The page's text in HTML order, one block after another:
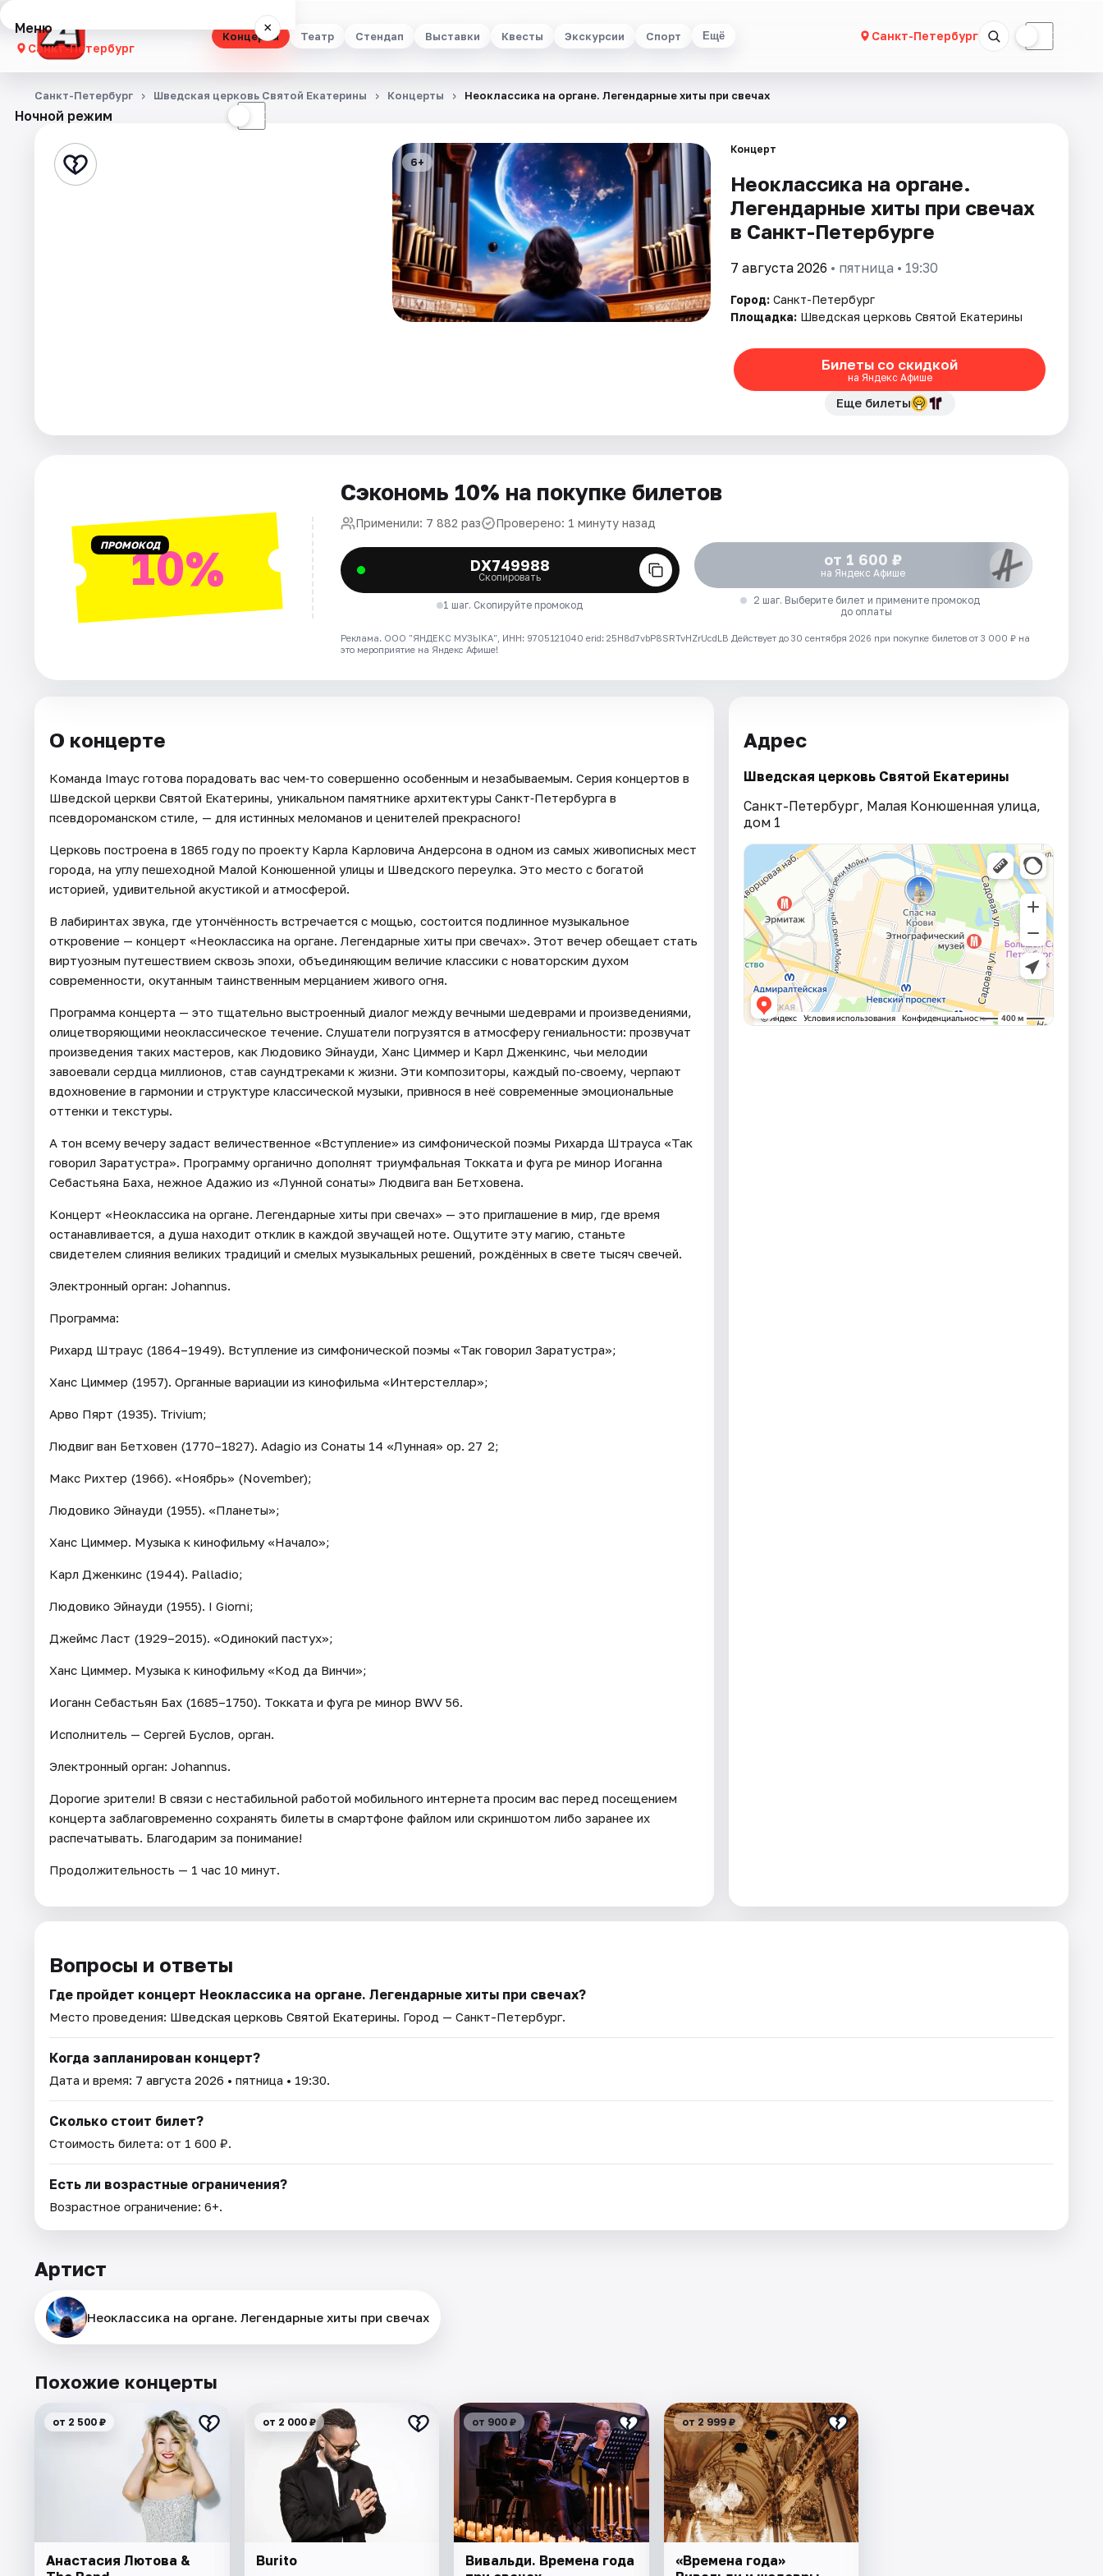
Концерты Театр Стендап Выставки Квесты Экскурсии Спорт Ещё Санкт-Петербург ☾
Меню ×
Санкт-Петербург
Концерты
Стендап
Рейтинги
Ночной режим ☾
Санкт-Петербург Шведская церковь Святой Екатерины Концерты Неоклассика на органе. Легендарные хиты при свечах
6+
Концерт
Неоклассика на органе.
Легендарные хиты при свечах
в Санкт-Петербурге
7 августа 2026 • пятница • 19:30
Город: Санкт-Петербург
Площадка: Шведская церковь Святой Екатерины
Билеты со скидкой
на Яндекс Афише
Еще билеты
ПРОМОКОД10%
Сэкономь 10% на покупке билетов
Применили: 7 882 раз Проверено: 1 минуту назад
DX749988
Скопировать
1 шаг. Скопируйте промокод
от 1 600 ₽
на Яндекс Афише
2 шаг. Выберите билет и примените промокод
до оплаты
Реклама. ООО "ЯНДЕКС МУЗЫКА", ИНН: 9705121040 erid: 25H8d7vbP8SRTvHZrUcdLB Действует до 30 сентября 2026 при покупке билетов от 3 000 ₽ на
это мероприятие на Яндекс Афише!
О концерте
Команда Imayc готова порадовать вас чем‑то совершенно особенным и незабываемым. Серия концертов в
Шведской церкви Святой Екатерины, уникальном памятнике архитектуры Санкт‑Петербурга в
псевдороманском стиле, — для истинных меломанов и ценителей прекрасного!
Церковь построена в 1865 году по проекту Карла Карловича Андерсона в одном из самых живописных мест
города, на углу пешеходной Малой Конюшенной улицы и Шведского переулка. Это место с богатой
историей, удивительной акустикой и атмосферой.
В лабиринтах звука, где утончённость встречается с мощью, состоится подлинное музыкальное
откровение — концерт «Неоклассика на органе. Легендарные хиты при свечах». Этот вечер обещает стать
виртуозным путешествием сквозь эпохи, объединяющим величие классики с новаторским духом
современности, окутанным таинственным мерцанием живого огня.
Программа концерта — это тщательно выстроенный диалог между вечными шедеврами и произведениями,
олицетворяющими неоклассическое течение. Слушатели погрузятся в атмосферу гениальности: прозвучат
произведения таких мастеров, как Людовико Эйнауди, Ханс Циммер и Карл Дженкинс, чьи мелодии
завоевали сердца миллионов, став саундтреками к жизни. Эти композиторы, каждый по‑своему, черпают
вдохновение в гармонии и структуре классической музыки, привнося в неё современные эмоциональные
оттенки и текстуры.
А тон всему вечеру задаст величественное «Вступление» из симфонической поэмы Рихарда Штрауса «Так
говорил Заратустра». Программу органично дополнят триумфальная Токката и фуга ре минор Иоганна
Себастьяна Баха, нежное Адажио из «Лунной сонаты» Людвига ван Бетховена.
Концерт «Неоклассика на органе. Легендарные хиты при свечах» — это приглашение в мир, где время
останавливается, а душа находит отклик в каждой звучащей ноте. Ощутите эту магию, станьте
свидетелем слияния великих традиций и смелых музыкальных решений, рождённых в свете тысяч свечей.
Электронный орган: Johannus.
Программа:
Рихард Штраус (1864–1949). Вступление из симфонической поэмы «Так говорил Заратустра»;
Ханс Циммер (1957). Органные вариации из кинофильма «Интерстеллар»;
Арво Пярт (1935). Trivium;
Людвиг ван Бетховен (1770–1827). Adagio из Сонаты 14 «Лунная» op. 27 2;
Макс Рихтер (1966). «Ноябрь» (November);
Людовико Эйнауди (1955). «Планеты»;
Ханс Циммер. Музыка к кинофильму «Начало»;
Карл Дженкинс (1944). Palladio;
Людовико Эйнауди (1955). I Giorni;
Джеймс Ласт (1929–2015). «Одинокий пастух»;
Ханс Циммер. Музыка к кинофильму «Код да Винчи»;
Иоганн Себастьян Бах (1685–1750). Токката и фуга ре минор BWV 56.
Исполнитель — Сергей Буслов, орган.
Электронный орган: Johannus.
Дорогие зрители! В связи с нестабильной работой мобильного интернета просим вас перед посещением
концерта заблаговременно сохранять билеты в смартфоне файлом или скриншотом либо заранее их
распечатывать. Благодарим за понимание!
Продолжительность — 1 час 10 минут.
Адрес
Шведская церковь Святой Екатерины
Санкт-Петербург, Малая Конюшенная улица,
дом 1
Вопросы и ответы
Где пройдет концерт Неоклассика на органе. Легендарные хиты при свечах?
Место проведения: Шведская церковь Святой Екатерины. Город — Санкт-Петербург.
Когда запланирован концерт?
Дата и время: 7 августа 2026 • пятница • 19:30.
Сколько стоит билет?
Стоимость билета: от 1 600 ₽.
Есть ли возрастные ограничения?
Возрастное ограничение: 6+.
Артист
Неоклассика на органе. Легендарные хиты при свечах
Похожие концерты
от 2 500 ₽
Анастасия Лютова &
от 2 000 ₽
Burito
от 900 ₽
Вивальди. Времена года
от 2 999 ₽
«Времена года»